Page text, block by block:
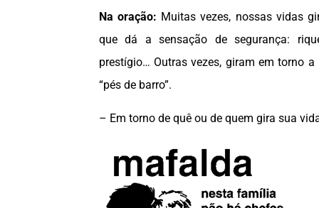
Na oração: Muitas vezes, nossas vidas
que dá a sensação de segurança:
prestígio… Outras vezes, giram em torno
“pés de barro”.
– Em torno de quê ou de quem gira sua